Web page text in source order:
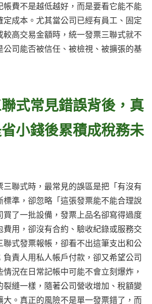
帳費不是越低越好，而是要看它能不能
定成本。尤其當公司已經有員工、固定
高交易金額時，統一發票三聯式就不
公司能否被信任、被檢視、被擴張的基
式常見錯誤背後，真
小錢後累積成稅務未
聯式時，最常見的誤區是把「有沒有
標準，卻忽略「這張發票能不能合理說
買了一批設備，發票上品名卻寫得過度
用，卻沒有合約、驗收紀錄或服務交
聯式發票報帳，卻看不出這筆支出和公
負責人用私人帳戶付款，卻又希望公司
況在日常記帳中可能不會立刻爆炸，
縫一樣，隨著公司營收增加、稅額變
大。真正的風險不是單一發票錯了，而